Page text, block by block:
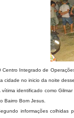
Centro Integrado de
cidade no inicio da noite
vítima identificado como
Bairro Bom Jesus.
informações colhidas